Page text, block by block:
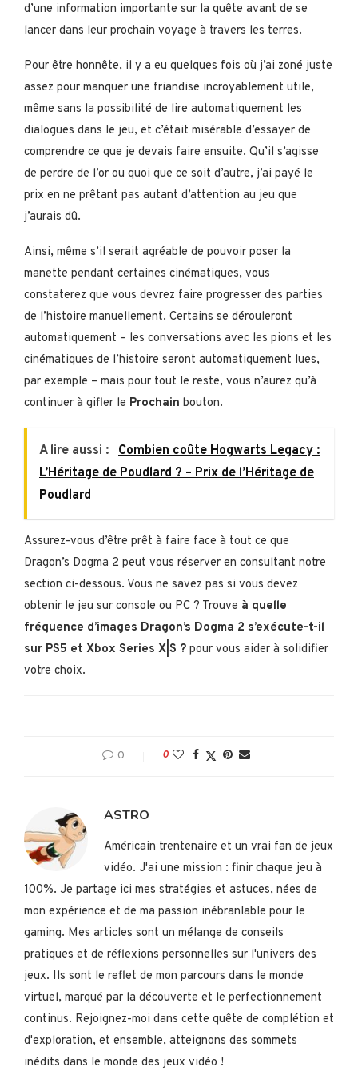
d’une information importante sur la quête avant de se
lancer dans leur prochain voyage à travers les terres.
Pour être honnête, il y a eu quelques fois où j’ai zoné juste
assez pour manquer une friandise incroyablement utile,
même sans la possibilité de lire automatiquement les
dialogues dans le jeu, et c’était misérable d’essayer de
comprendre ce que je devais faire ensuite. Qu’il s’agisse
de perdre de l’or ou quoi que ce soit d’autre, j’ai payé le
prix en ne prêtant pas autant d’attention au jeu que
j’aurais dû.
Ainsi, même s’il serait agréable de pouvoir poser la
manette pendant certaines cinématiques, vous
constaterez que vous devrez faire progresser des parties
de l’histoire manuellement. Certains se dérouleront
automatiquement – les conversations avec les pions et les
cinématiques de l’histoire seront automatiquement lues,
par exemple – mais pour tout le reste, vous n’aurez qu’à
continuer à gifler le Prochain bouton.
A lire aussi :
Combien coûte Hogwarts Legacy :
L’Héritage de Poudlard ? – Prix de l’Héritage de
Poudlard
Assurez-vous d’être prêt à faire face à tout ce que
Dragon’s Dogma 2 peut vous réserver en consultant notre
section ci-dessous. Vous ne savez pas si vous devez
obtenir le jeu sur console ou PC ? Trouve à quelle
fréquence d’images Dragon’s Dogma 2 s’exécute-t-il
sur PS5 et Xbox Series X|S ? pour vous aider à solidifier
votre choix.
0 0
ASTRO
Américain trentenaire et un vrai fan de jeux
vidéo. J'ai une mission : finir chaque jeu à
100%. Je partage ici mes stratégies et astuces, nées de
mon expérience et de ma passion inébranlable pour le
gaming. Mes articles sont un mélange de conseils
pratiques et de réflexions personnelles sur l'univers des
jeux. Ils sont le reflet de mon parcours dans le monde
virtuel, marqué par la découverte et le perfectionnement
continus. Rejoignez-moi dans cette quête de complétion et
d'exploration, et ensemble, atteignons des sommets
inédits dans le monde des jeux vidéo !